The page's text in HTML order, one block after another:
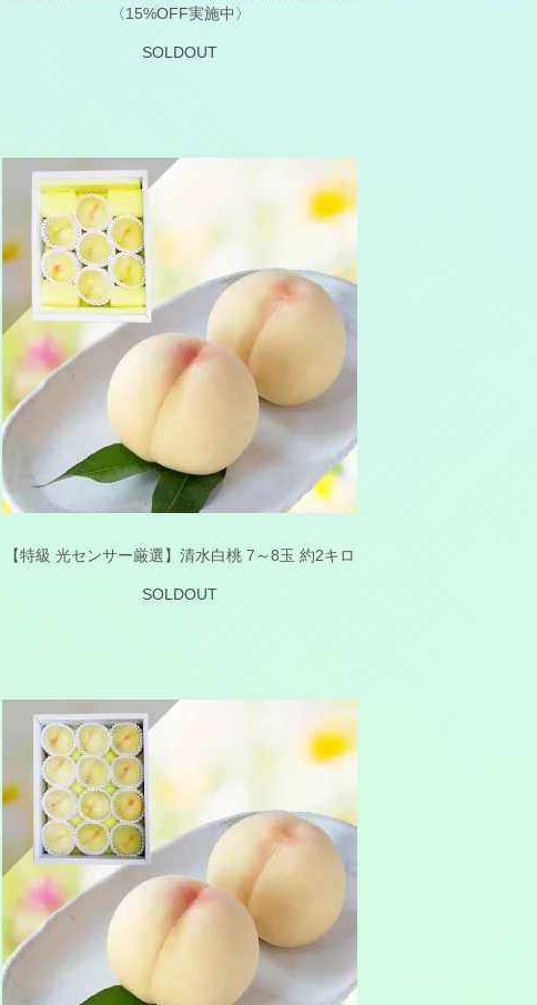
〈15%OFF実施中〉
SOLDOUT
【特級 光センサー厳選】清水白桃 7～8玉 約2キロ
SOLDOUT